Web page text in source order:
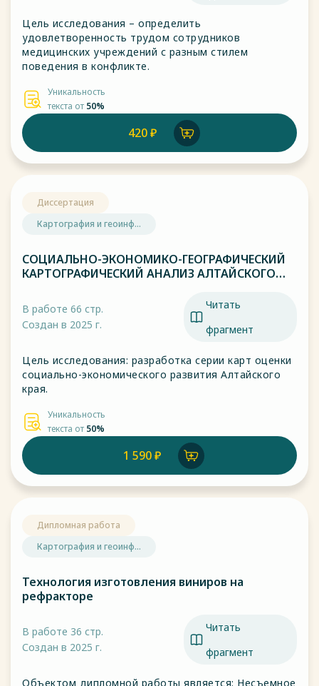
Цель исследования – определить
удовлетворенность трудом сотрудников
медицинских учреждений с разным стилем
поведения в конфликте.
Уникальность
текста от 50%
420 ₽
Диссертация
Картография и геоинф...
СОЦИАЛЬНО-ЭКОНОМИКО-ГЕОГРАФИЧЕСКИЙ
КАРТОГРАФИЧЕСКИЙ АНАЛИЗ АЛТАЙСКОГО
В работе 66 стр.
Создан в 2025 г.
Читать
фрагмент
Цель исследования: разработка серии карт оценки
социально-экономического развития Алтайского
края.
Уникальность
текста от 50%
1 590 ₽
Дипломная работа
Картография и геоинф...
Технология изготовления виниров на
рефракторе
В работе 36 стр.
Создан в 2025 г.
Читать
фрагмент
Объектом дипломной работы является: Несъемное